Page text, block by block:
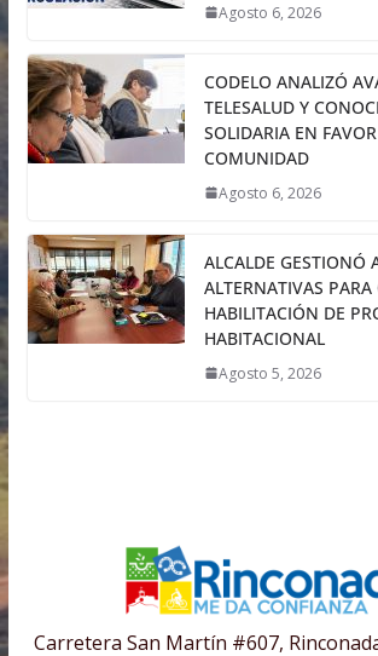
Agosto 6, 2026
CODELO ANALIZÓ
TELESALUD Y
SOLIDARIA EN
COMUNIDAD
Agosto 6, 2026
ALCALDE GESTIONÓ
ALTERNATIVAS PARA
HABILITACIÓN DE
HABITACIONAL
Agosto 5, 2026
Carretera San Martín #607,